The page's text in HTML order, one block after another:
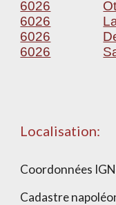
6026
6026
6026
6026
Localisation:
Coordonnées
Cadastre